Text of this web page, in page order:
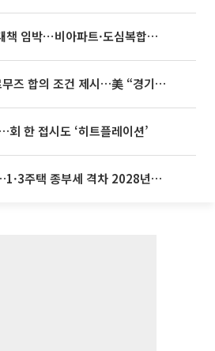
영끌 '주택공급' 대책 임박⋯비아파트·도심복합까지 총동원
이란, 미국에 호르무즈 합의 조건 제시…美 “경기 아직 안 끝나” [종합]
회 한 접시도 ‘히트플레이션’
종부세 개편에도…1·3주택 종부세 격차 2028년부터 확대